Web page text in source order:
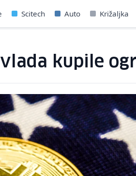
Scitech Auto Križaljka
kupile